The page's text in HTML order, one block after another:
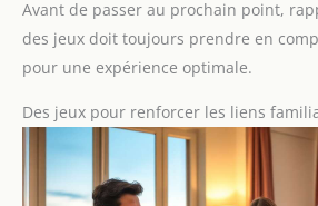
Avant de passer au prochain point,
des jeux doit toujours prendre en
pour une expérience optimale.
Des jeux pour renforcer les liens